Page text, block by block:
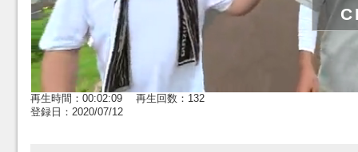
再生時間：00:02:09 再生回数：132
登録日：2020/07/12